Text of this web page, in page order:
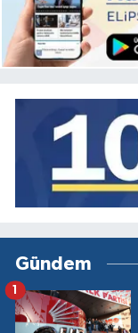
Gündem
1